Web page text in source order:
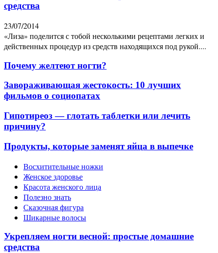
средства
23/07/2014
«Лиза» поделится с тобой несколькими рецептами легких и
действенных процедур из средств находящихся под рукой....
Почему желтеют ногти?
Завораживающая жестокость: 10 лучших
фильмов о социопатах
Гипотиреоз — глотать таблетки или лечить
причину?
Продукты, которые заменят яйца в выпечке
Восхитительные ножки
Женское здоровье
Красота женского лица
Полезно знать
Сказочная фигура
Шикарные волосы
Укрепляем ногти весной: простые домашние
средства